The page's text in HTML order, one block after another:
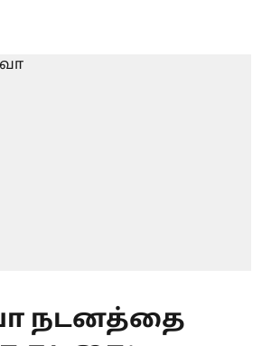
நடனத்தை